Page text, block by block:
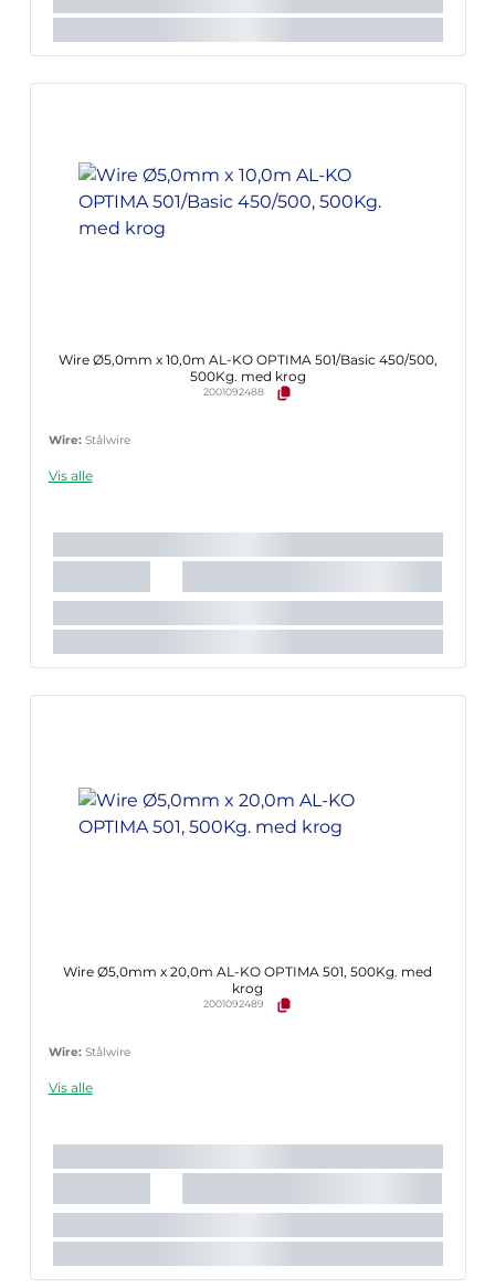
Wire Ø5,0mm x 10,0m AL-KO OPTIMA 501/Basic 450/500,
500Kg. med krog
2001092488
Wire: Stålwire
Vis alle
Wire Ø5,0mm x 20,0m AL-KO OPTIMA 501, 500Kg. med
krog
2001092489
Wire: Stålwire
Vis alle